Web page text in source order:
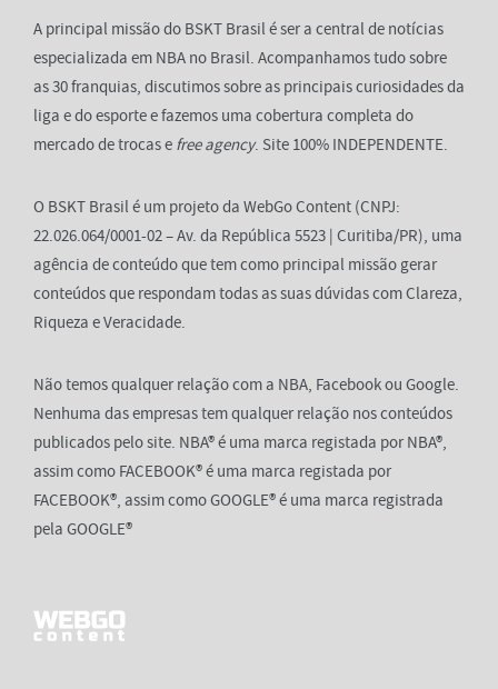
A principal missão do BSKT Brasil é ser a central de notícias
especializada em NBA no Brasil. Acompanhamos tudo sobre
as 30 franquias, discutimos sobre as principais curiosidades da
liga e do esporte e fazemos uma cobertura completa do
mercado de trocas e free agency. Site 100% INDEPENDENTE.
O BSKT Brasil é um projeto da WebGo Content (CNPJ:
22.026.064/0001-02 – Av. da República 5523 | Curitiba/PR), uma
agência de conteúdo que tem como principal missão gerar
conteúdos que respondam todas as suas dúvidas com Clareza,
Riqueza e Veracidade.
Não temos qualquer relação com a NBA, Facebook ou Google.
Nenhuma das empresas tem qualquer relação nos conteúdos
publicados pelo site. NBA® é uma marca registada por NBA®,
assim como FACEBOOK® é uma marca registada por
FACEBOOK®, assim como GOOGLE® é uma marca registrada
pela GOOGLE®